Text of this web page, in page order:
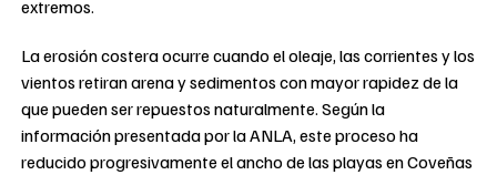
extremos.
La erosión costera ocurre cuando el oleaje, las corrientes y los
vientos retiran arena y sedimentos con mayor rapidez de la
que pueden ser repuestos naturalmente. Según la
información presentada por la ANLA, este proceso ha
reducido progresivamente el ancho de las playas en Coveñas